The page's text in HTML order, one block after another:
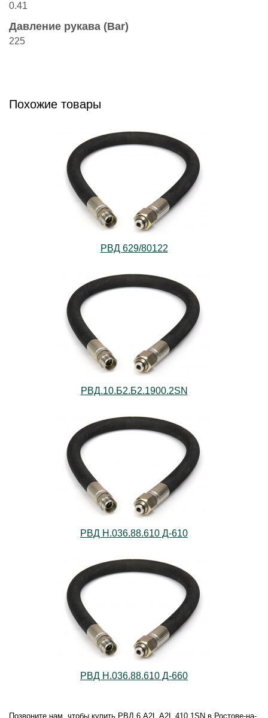
0.41
Давление рукава (Bar)
225
Похожие товары
РВД 629/80122
РВД.10.Б2.Б2.1900.2SN
РВД Н.036.88.610 Д-610
РВД Н.036.88.610 Д-660
Позвоните нам, чтобы купить РВД.6.А2L.А2L.410.1SN в Ростове-на-